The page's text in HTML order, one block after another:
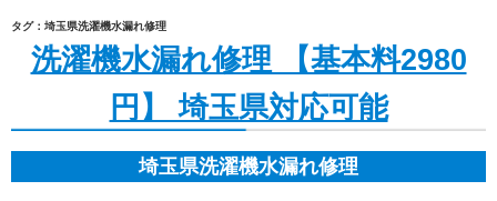
タグ：埼玉県洗濯機水漏れ修理
洗濯機水漏れ修理 【基本料2980
円】 埼玉県対応可能
埼玉県洗濯機水漏れ修理